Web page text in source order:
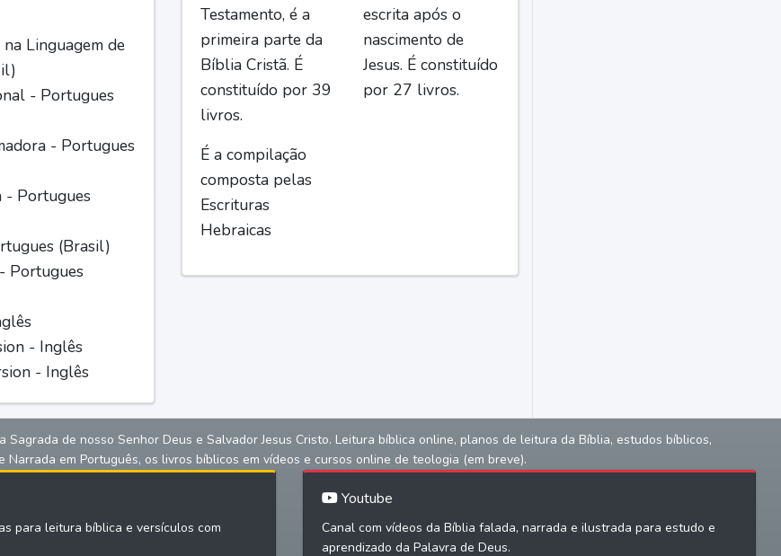
Linguagem de
- Portugues
- Portugues
Portugues
(Brasil)
Portugues
- Inglês
- Inglês
Testamento, é a
primeira parte da
Bíblia Cristã. É
constituído por 39
livros.
É a compilação
composta pelas
Escrituras
Hebraicas
escrita após o
nascimento de
Jesus. É constituído
por 27 livros.
Sagrada de nosso Senhor Deus e Salvador Jesus Cristo. Leitura bíblica online, planos de leitura da Bíblia, estudos bíblicos,
Narrada em Português, os livros bíblicos em vídeos e cursos online de teologia (em breve).
para leitura bíblica e versículos com
Youtube
Canal com vídeos da Bíblia falada, narrada e ilustrada para estudo e
aprendizado da Palavra de Deus.